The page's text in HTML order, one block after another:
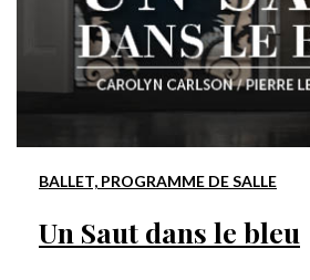
Un Saut dans le bleu
BALLET, PROGRAMME DE SALLE